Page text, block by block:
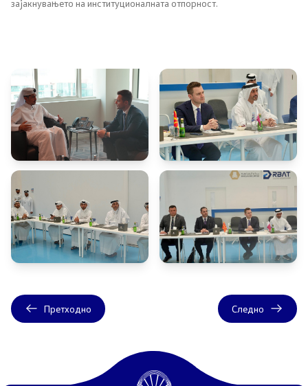
Соопштенија
Прес-конференции
Интервјуа
Публикации
Акредитации
Меѓународни договори
Патот до Преспа
зајакнувањето на институционалната отпорност.
Претходно Следно